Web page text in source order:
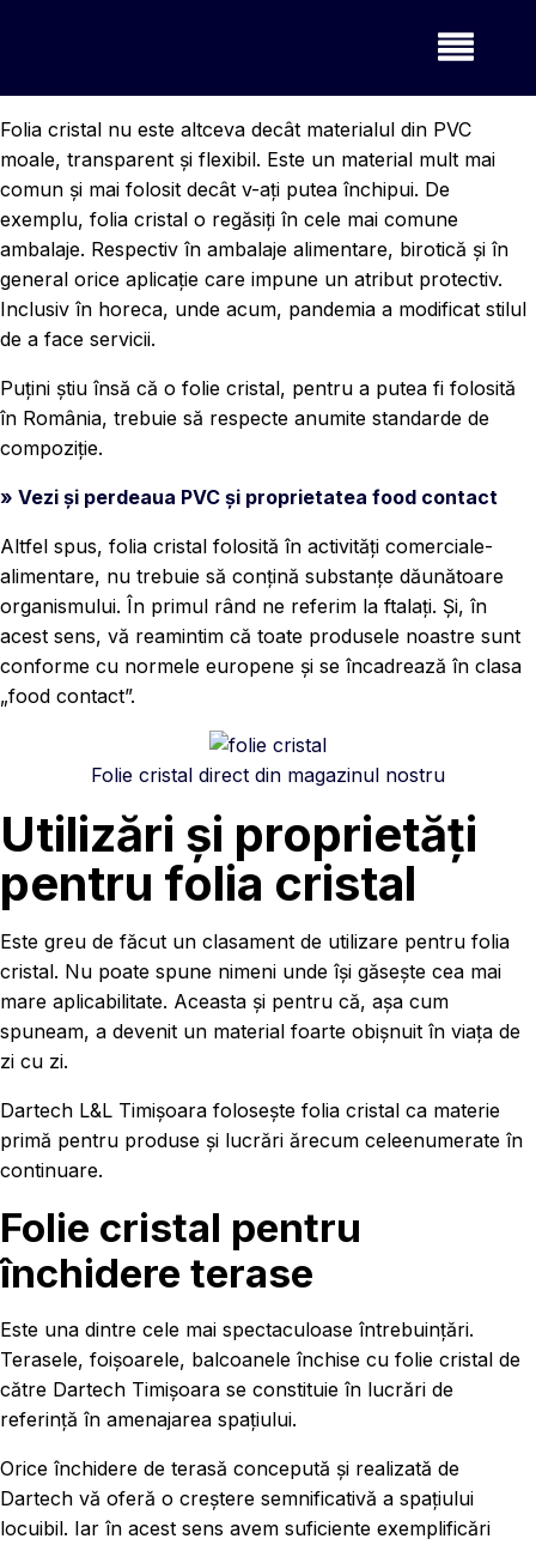
Folia cristal nu este altceva decât materialul din PVC
moale, transparent și flexibil. Este un material mult mai
comun și mai folosit decât v-ați putea închipui. De
exemplu, folia cristal o regăsiți în cele mai comune
ambalaje. Respectiv în ambalaje alimentare, birotică și în
general orice aplicație care impune un atribut protectiv.
Inclusiv în horeca, unde acum, pandemia a modificat stilul
de a face servicii.
Puțini știu însă că o folie cristal, pentru a putea fi folosită
în România, trebuie să respecte anumite standarde de
compoziție.
» Vezi și perdeaua PVC și proprietatea food contact
Altfel spus, folia cristal folosită în activități comerciale-
alimentare, nu trebuie să conțină substanțe dăunătoare
organismului. În primul rând ne referim la ftalați. Și, în
acest sens, vă reamintim că toate produsele noastre sunt
conforme cu normele europene și se încadrează în clasa
„food contact”.
Folie cristal direct din magazinul nostru
Utilizări și proprietăți
pentru folia cristal
Este greu de făcut un clasament de utilizare pentru folia
cristal. Nu poate spune nimeni unde își găsește cea mai
mare aplicabilitate. Aceasta și pentru că, așa cum
spuneam, a devenit un material foarte obișnuit în viața de
zi cu zi.
Dartech L&L Timișoara folosește folia cristal ca materie
primă pentru produse și lucrări ărecum celeenumerate în
continuare.
Folie cristal pentru
închidere terase
Este una dintre cele mai spectaculoase întrebuințări.
Terasele, foișoarele, balcoanele închise cu folie cristal de
către Dartech Timișoara se constituie în lucrări de
referință în amenajarea spațiului.
Orice închidere de terasă concepută și realizată de
Dartech vă oferă o creștere semnificativă a spațiului
locuibil. Iar în acest sens avem suficiente exemplificări